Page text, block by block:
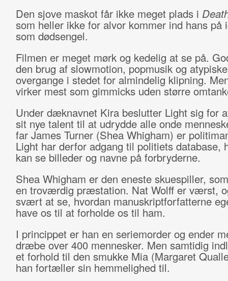
Den sjove maskot får ikke meget plads i
som heller ikke for alvor kommer ind hans på
som dødsengel.
Filmen er meget mørk og kedelig at se på.
den brug af slowmotion, popmusik og
overgange i stedet for almindelig klipning.
virker mest som gimmicks uden større
Under dæknavnet Kira beslutter Light sig for
sit nye talent til at udrydde alle onde
far James Turner (Shea Whigham) er
Light har derfor adgang til politiets database,
kan se billeder og navne på forbryderne.
Shea Whigham er den eneste skuespiller,
en troværdig præstation. Nat Wolff er værst,
svært at se, hvordan manuskriptforfatterne
have os til at forholde os til ham.
I princippet er han en seriemorder og ender
dræbe over 400 mennesker. Men samtidig
et forhold til den smukke Mia (Margaret
han fortæller sin hemmelighed til.